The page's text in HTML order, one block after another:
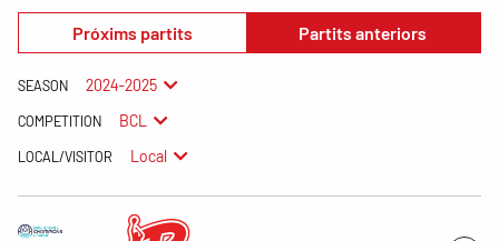
Próxims partits Partits anteriors
SEASON 2024-2025
COMPETITION BCL
LOCAL/VISITOR Local